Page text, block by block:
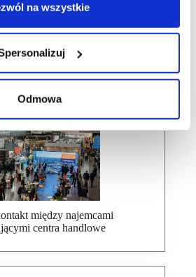
na wszystkie
Odmowa
wziąć udział w SCF?
między najemcami
centra handlowe